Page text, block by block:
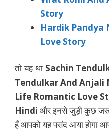
Story
Hardik Pandya
Love Story
तो यह था Sachin
Tendulkar And Anjali
Life Romantic Love
Hindi और इनसे जुड़ी कुछ
हूँ आपको यह पसंद आया होगा